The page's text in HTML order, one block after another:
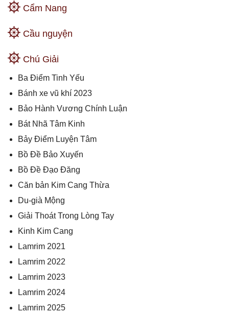
Cẩm Nang
Cầu nguyện
Chú Giải
Ba Điểm Tinh Yếu
Bánh xe vũ khí 2023
Bảo Hành Vương Chính Luận
Bát Nhã Tâm Kinh
Bảy Điểm Luyện Tâm
Bồ Đề Bảo Xuyến
Bồ Đề Đạo Đăng
Căn bản Kim Cang Thừa
Du-già Mộng
Giải Thoát Trong Lòng Tay
Kinh Kim Cang
Lamrim 2021
Lamrim 2022
Lamrim 2023
Lamrim 2024
Lamrim 2025